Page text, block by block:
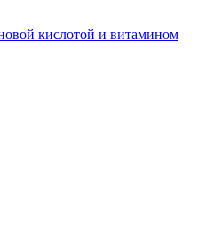
кислотой и витамином